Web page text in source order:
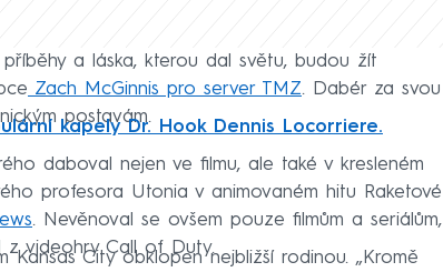
a láska, kterou dal světu, budou žít
Zach McGinnis pro server TMZ. Dabér za svou
postavám.
kapely Dr. Hook Dennis Locorriere.
daboval nejen ve filmu, ale také v kresleném
profesora Utonia v animovaném hitu Raketové
. Nevěnoval se ovšem pouze filmům a seriálům,
z videohry Call of Duty.
Kansas City obklopen nejbližší rodinou. „Kromě